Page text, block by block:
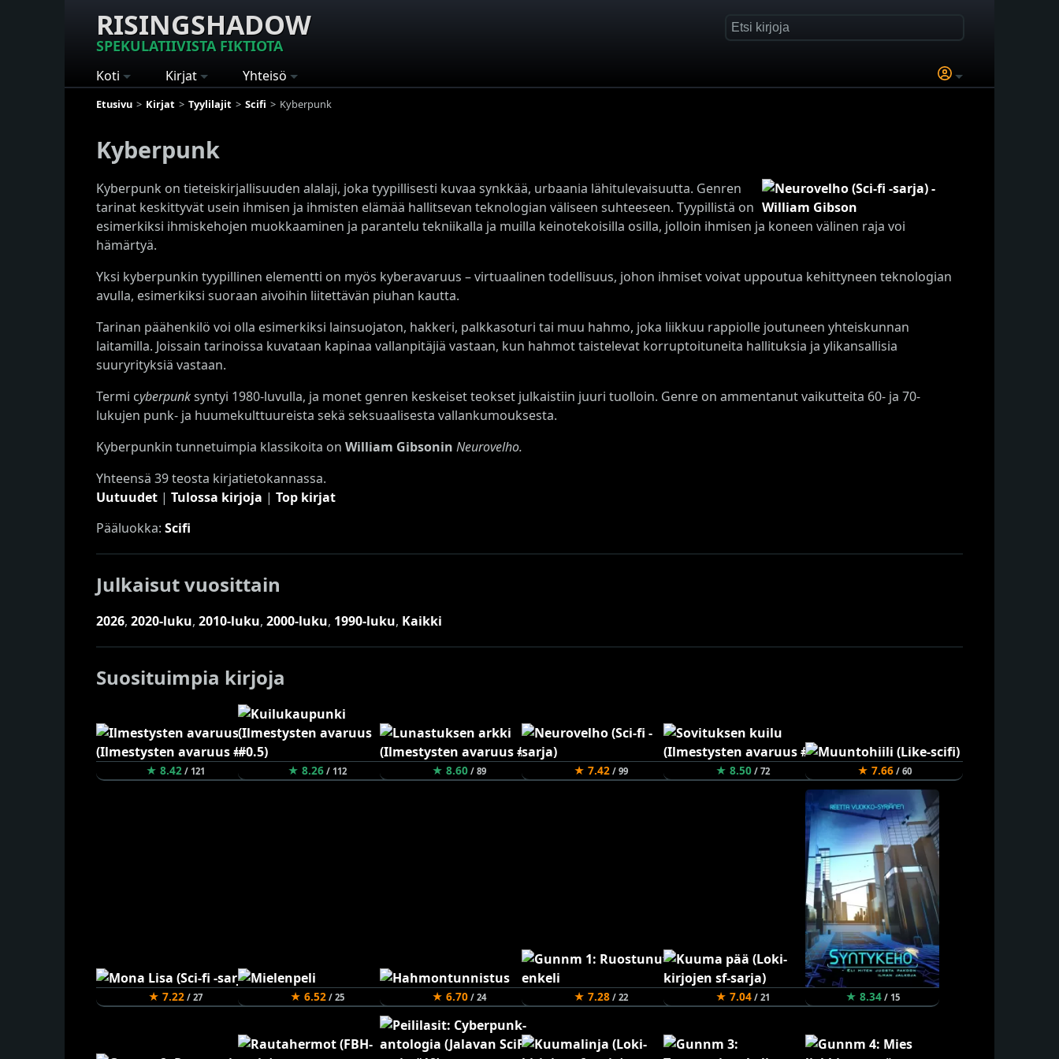
RISINGSHADOW
SPEKULATIIVISTA FIKTIOTA
Koti Kirjat Yhteisö
Etusivu Kirjat Tyylilajit Scifi Kyberpunk
Kyberpunk
Kyberpunk on tieteiskirjallisuuden alalaji, joka tyypillisesti kuvaa synkkää, urbaania lähitulevaisuutta. Genren
tarinat keskittyvät usein ihmisen ja ihmisten elämää hallitsevan teknologian väliseen suhteeseen. Tyypillistä on
esimerkiksi ihmiskehojen muokkaaminen ja parantelu tekniikalla ja muilla keinotekoisilla osilla, jolloin ihmisen ja koneen välinen raja voi
hämärtyä.
Yksi kyberpunkin tyypillinen elementti on myös kyberavaruus – virtuaalinen todellisuus, johon ihmiset voivat uppoutua kehittyneen teknologian
avulla, esimerkiksi suoraan aivoihin liitettävän piuhan kautta.
Tarinan päähenkilö voi olla esimerkiksi lainsuojaton, hakkeri, palkkasoturi tai muu hahmo, joka liikkuu rappiolle joutuneen yhteiskunnan
laitamilla. Joissain tarinoissa kuvataan kapinaa vallanpitäjiä vastaan, kun hahmot taistelevat korruptoituneita hallituksia ja ylikansallisia
suuryrityksiä vastaan.
Termi cyberpunksyntyi 1980-luvulla, ja monet genren keskeiset teokset julkaistiin juuri tuolloin. Genre on ammentanut vaikutteita 60- ja 70-
lukujen punk- ja huumekulttuureista sekä seksuaalisesta vallankumouksesta.
Kyberpunkin tunnetuimpia klassikoita on William Gibsonin Neurovelho.
Yhteensä 39 teosta kirjatietokannassa.
Uutuudet | Tulossa kirjoja | Top kirjat
Pääluokka: Scifi
Julkaisut vuosittain
2026, 2020-luku, 2010-luku, 2000-luku, 1990-luku, Kaikki
Suosituimpia kirjoja
★ 8.42/ 121 ★ 8.26/ 112 ★ 8.60/ 89 ★ 7.42/ 99 ★ 8.50/ 72 ★ 7.66/ 60
★ 7.22/ 27 ★ 6.52/ 25 ★ 6.70/ 24 ★ 7.28/ 22 ★ 7.04/ 21 ★ 8.34/ 15